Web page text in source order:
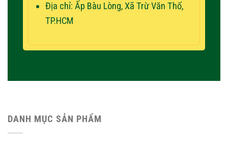
Địa chỉ: Ấp Bàu Lòng, Xã Trừ Văn Thố,
TP.HCM
DANH MỤC SẢN PHẨM